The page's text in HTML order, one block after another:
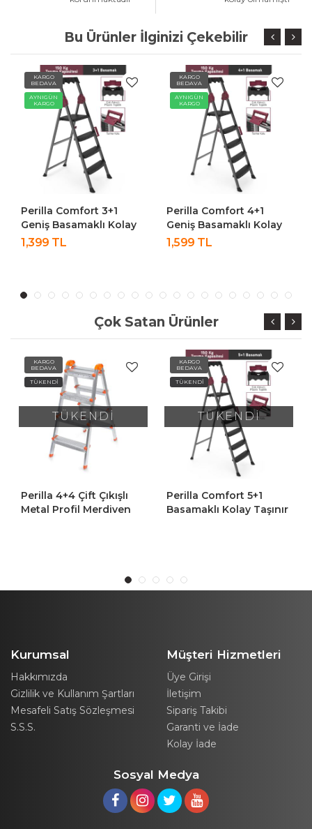
Bu Ürünler İlginizi Çekebilir
KARGO
BEDAVA
AYNIGÜN
KARGO
Perilla Comfort 3+1
Geniş Basamaklı Kolay
Taşıma Aparatlı
Merdiven
1,399 TL
KARGO
BEDAVA
AYNIGÜN
KARGO
Perilla Comfort 4+1
Geniş Basamaklı Kolay
Taşıma Aparatlı
Merdiven
1,599 TL
Çok Satan Ürünler
KARGO
BEDAVA
TÜKENDİ
TÜKENDİ
Perilla 4+4 Çift Çıkışlı
Metal Profil Merdiven
KARGO
BEDAVA
TÜKENDİ
TÜKENDİ
Perilla Comfort 5+1
Basamaklı Kolay Taşınır
Kurumsal
Hakkımızda
Gizlilik ve Kullanım Şartları
Mesafeli Satış Sözleşmesi
S.S.S.
Müşteri Hizmetleri
Üye Girişi
İletişim
Sipariş Takibi
Garanti ve İade
Kolay İade
Sosyal Medya